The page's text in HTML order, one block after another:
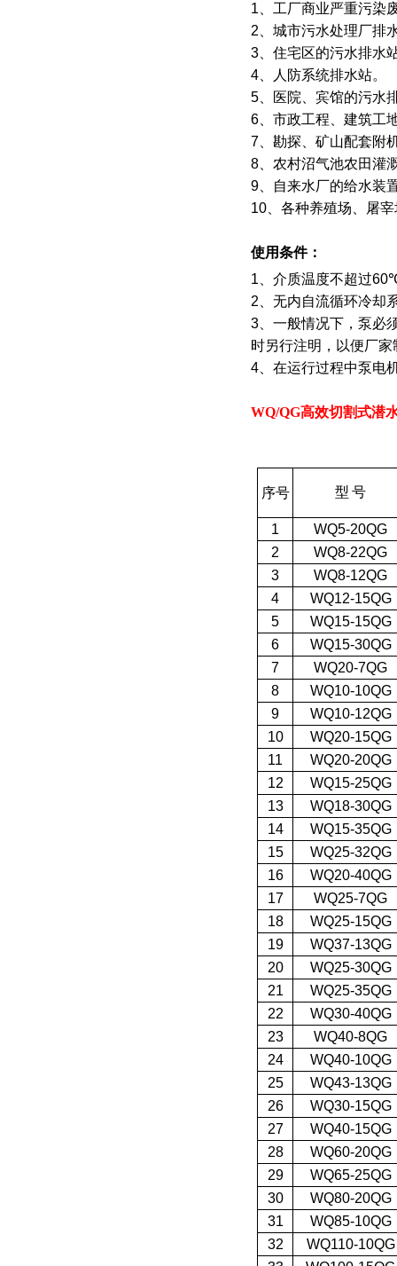
1 、工厂商业严重污染
2 、城市污水处理厂排
3 、住宅区的污水排水
4 、人防系统排水站。
5 、医院、宾馆的污水
6 、市政工程、建筑工
7 、勘探、矿山配套附
8 、农村沼气池农田灌
9 、自来水厂的给水装
10 、各种养殖场、屠
使用条件：
1 、介质温度不超过
2 、无内自流循环冷却
3 、一般情况下，泵
时另行注明，以便厂家
4 、在运行过程中泵电
WQ/QG高效切割式潜
序号 型 号
1
WQ5-20QG
2
WQ8-22QG
3
WQ8-12QG
4
WQ12-15QG
5
WQ15-15QG
6
WQ15-30QG
7
WQ20-7QG
8
WQ10-10QG
9
WQ10-12QG
10
WQ20-15QG
11
WQ20-20QG
12
WQ15-25QG
13
WQ18-30QG
14
WQ15-35QG
15
WQ25-32QG
16
WQ20-40QG
17
WQ25-7QG
18
WQ25-15QG
19
WQ37-13QG
20
WQ25-30QG
21
WQ25-35QG
22
WQ30-40QG
23
WQ40-8QG
24
WQ40-10QG
25
WQ43-13QG
26
WQ30-15QG
27
WQ40-15QG
28
WQ60-20QG
29
WQ65-25QG
30
WQ80-20QG
31
WQ85-10QG
32
WQ110-10QG